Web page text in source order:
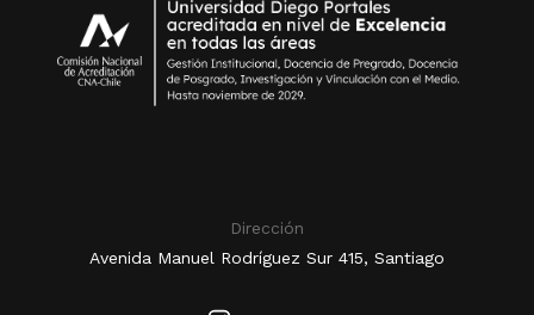
Dirección
Avenida Manuel Rodríguez Sur 415, Santiago